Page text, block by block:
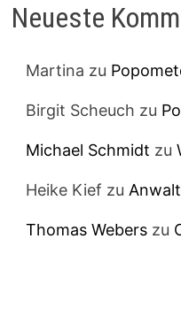
Neueste
Martina zu
Birgit Scheuch zu
Michael Schmidt zu
Heike Kief zu
Thomas Webers zu